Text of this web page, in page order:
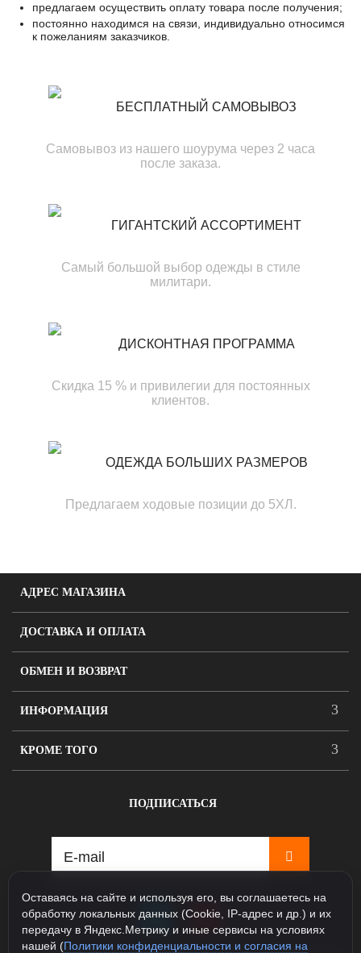
предлагаем осуществить оплату товара после получения;
постоянно находимся на связи, индивидуально относимся
к пожеланиям заказчиков.
БЕСПЛАТНЫЙ САМОВЫВОЗ
Самовывоз из нашего шоурума через 2 часа
после заказа.
ГИГАНТСКИЙ АССОРТИМЕНТ
Самый большой выбор одежды в стиле
милитари.
ДИСКОНТНАЯ ПРОГРАММА
Скидка 15 % и привилегии для постоянных
клиентов.
ОДЕЖДА БОЛЬШИХ РАЗМЕРОВ
Предлагаем ходовые позиции до 5ХЛ.
АДРЕС МАГАЗИНА
ДОСТАВКА И ОПЛАТА
ОБМЕН И ВОЗВРАТ
ИНФОРМАЦИЯ
КРОМЕ ТОГО
ПОДПИСАТЬСЯ
Оставаясь на сайте и используя его, вы соглашаетесь на
обработку локальных данных (Cookie, IP-адрес и др.) и их
передачу в Яндекс.Метрику и иные сервисы на условиях
нашей (Политики конфиденциальности и согласия на